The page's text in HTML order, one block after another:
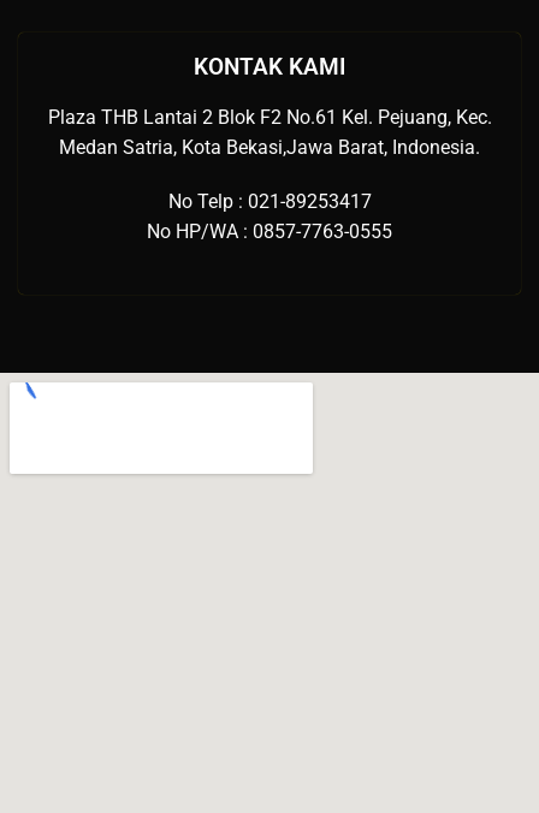
KONTAK KAMI
Plaza THB Lantai 2 Blok F2 No.61 Kel. Pejuang, Kec.
Medan Satria, Kota Bekasi,Jawa Barat, Indonesia.
No Telp : 021-89253417
No HP/WA : 0857-7763-0555